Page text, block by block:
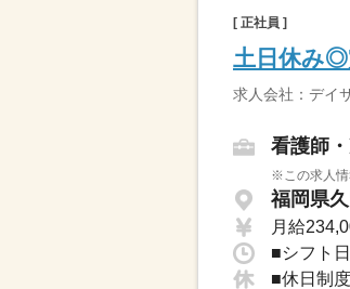
[ 正社員 ]
土日休み◎
求人会社：デイ
看護師
※この求人情
福岡県
月給
■シフト
■休日制